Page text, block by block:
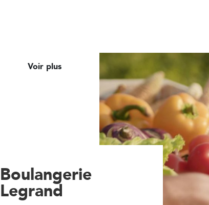
Voir plus
Boulangerie
Legrand